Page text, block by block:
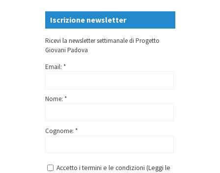
Iscrizione newsletter
Ricevi la newsletter settimanale di Progetto
Giovani Padova
Email: *
Nome: *
Cognome: *
Accetto i termini e le condizioni (Leggi le